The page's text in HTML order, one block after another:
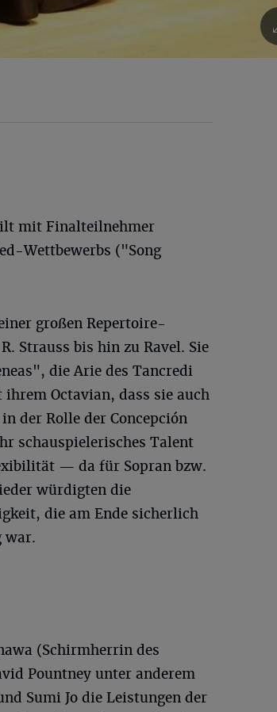
mit Finalteilnehmer
Wettbewerbs ("Song
großen Repertoire-
Strauss bis hin zu Ravel. Sie
die Arie des Tancredi
Octavian, dass sie auch
der Rolle der Concepción
schauspielerisches Talent
— da für Sopran bzw.
würdigten die
die am Ende sicherlich
war.
(Schirmherrin des
Pountney unter anderem
Sumi Jo die Leistungen der